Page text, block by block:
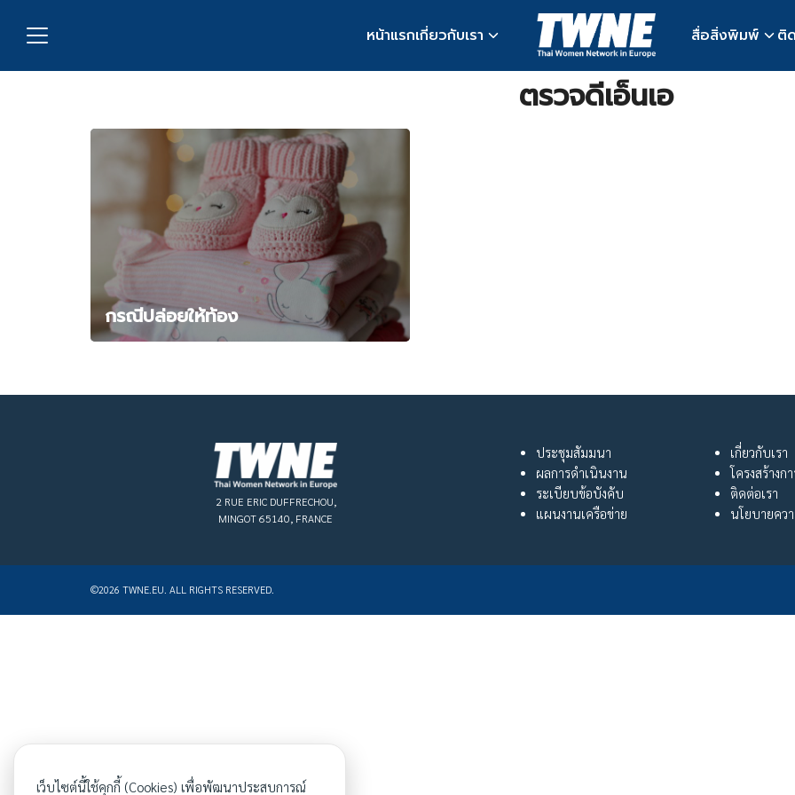
หน้าแรกเกี่ยวกับเรา สื่อสิ่งพิมพ์ ติ
ตรวจดีเอ็นเอ
กรณีปล่อยให้ท้อง
2 RUE ERIC DUFFRECHOU,
MINGOT 65140, FRANCE
ประชุมสัมมนา
ผลการดำเนินงาน
ระเบียบข้อบังคับ
แผนงานเครือข่าย
เกี่ยวกับเรา
โครงสร้างก
ติดต่อเรา
นโยบายคว
©2026 TWNE.EU. ALL RIGHTS RESERVED.
เว็บไซต์นี้ใช้คุกกี้ (Cookies) เพื่อพัฒนาประสบการณ์